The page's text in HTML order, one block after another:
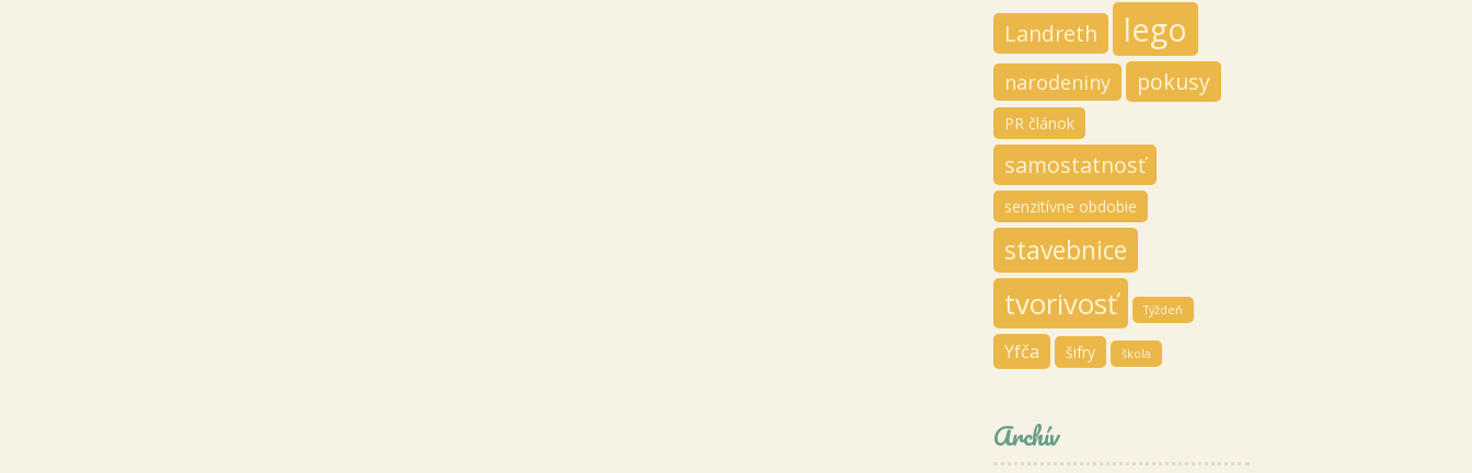
Landreth lego
narodeniny pokusy
PR článok
samostatnosť
senzitívne obdobie
stavebnice
tvorivosť Týždeň
Yfča šifry škola
Archív